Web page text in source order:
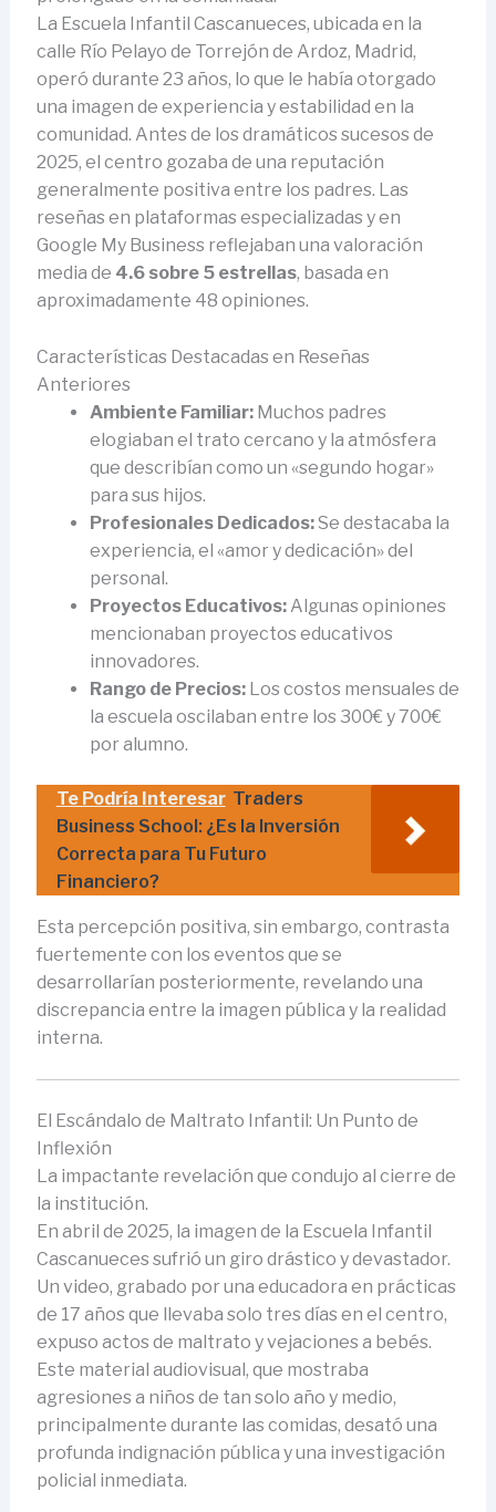
La Escuela Infantil Cascanueces, ubicada en la
calle Río Pelayo de Torrejón de Ardoz, Madrid,
operó durante 23 años, lo que le había otorgado
una imagen de experiencia y estabilidad en la
comunidad. Antes de los dramáticos sucesos de
2025, el centro gozaba de una reputación
generalmente positiva entre los padres. Las
reseñas en plataformas especializadas y en
Google My Business reflejaban una valoración
media de 4.6 sobre 5 estrellas, basada en
aproximadamente 48 opiniones.
Características Destacadas en Reseñas
Anteriores
Ambiente Familiar:Muchos padres
elogiaban el trato cercano y la atmósfera
que describían como un «segundo hogar»
para sus hijos.
Profesionales Dedicados:Se destacaba la
experiencia, el «amor y dedicación» del
personal.
Proyectos Educativos:Algunas opiniones
mencionaban proyectos educativos
innovadores.
Rango de Precios:Los costos mensuales de
la escuela oscilaban entre los 300€ y 700€
por alumno.
Te Podría Interesar Traders
Business School: ¿Es la Inversión
Correcta para Tu Futuro
Financiero?
Esta percepción positiva, sin embargo, contrasta
fuertemente con los eventos que se
desarrollarían posteriormente, revelando una
discrepancia entre la imagen pública y la realidad
interna.
El Escándalo de Maltrato Infantil: Un Punto de
Inflexión
La impactante revelación que condujo al cierre de
la institución.
En abril de 2025, la imagen de la Escuela Infantil
Cascanueces sufrió un giro drástico y devastador.
Un video, grabado por una educadora en prácticas
de 17 años que llevaba solo tres días en el centro,
expuso actos de maltrato y vejaciones a bebés.
Este material audiovisual, que mostraba
agresiones a niños de tan solo año y medio,
principalmente durante las comidas, desató una
profunda indignación pública y una investigación
policial inmediata.